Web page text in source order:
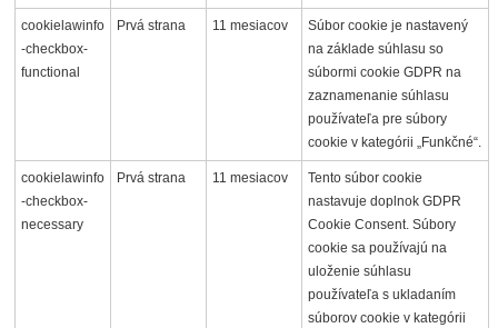
cookielawinfo
-checkbox-
functional
Prvá strana 11 mesiacov
Súbor cookie je nastavený
na základe súhlasu so
súbormi cookie GDPR na
zaznamenanie súhlasu
používateľa pre súbory
cookie v kategórii „Funkčné“.
cookielawinfo
-checkbox-
necessary
Prvá strana 11 mesiacov
Tento súbor cookie
nastavuje doplnok GDPR
Cookie Consent. Súbory
cookie sa používajú na
uloženie súhlasu
používateľa s ukladaním
súborov cookie v kategórii